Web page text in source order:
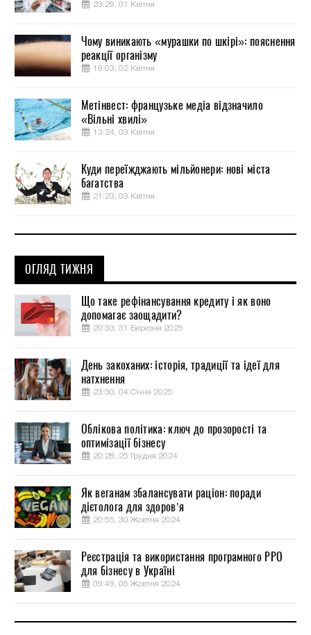
23:29, 01 Квітня
Чому виникають «мурашки по шкірі»: пояснення
реакції організму
19:03, 02 Квітня
Метінвест: французьке медіа відзначило
«Вільні хвилі»
13:24, 03 Квітня
Куди переїжджають мільйонери: нові міста
багатства
21:23, 03 Квітня
ОГЛЯД ТИЖНЯ
Що таке рефінансування кредиту і як воно
допомагає заощадити?
20:33, 31 Березня 2025
День закоханих: історія, традиції та ідеї для
натхнення
23:30, 04 Січня 2025
Облікова політика: ключ до прозорості та
оптимізації бізнесу
20:28, 25 Грудня 2024
Як веганам збалансувати раціон: поради
дієтолога для здоров’я
20:55, 30 Жовтня 2024
Реєстрація та використання програмного РРО
для бізнесу в Україні
09:49, 05 Жовтня 2024